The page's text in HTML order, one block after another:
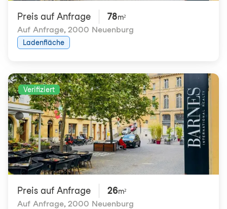
Preis auf Anfrage 78m²
Auf Anfrage, 2000 Neuenburg
Ladenfläche
Verifiziert
Preis auf Anfrage 26m²
Auf Anfrage, 2000 Neuenburg